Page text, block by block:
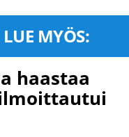
LUE MYÖS:
haastaa
ilmoittautui